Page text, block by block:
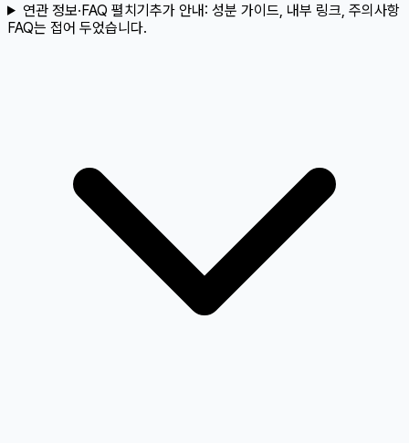
연관 정보·FAQ 펼치기추가 안내: 성분 가이드, 내부 링크, 주의사항
FAQ는 접어 두었습니다.